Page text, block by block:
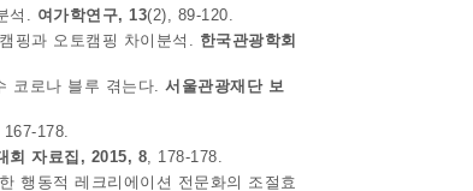
석. 여가학연구, 13(2), 89-120.
핑과 오토캠핑 차이분석. 한국관광학회
코로나 블루 겪는다. 서울관광재단 보
178.
회 자료집, 2015, 8, 178-178.
행동적 레크리에이션 전문화의 조절효